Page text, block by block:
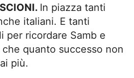
In piazza tanti
italiani. E tanti
per ricordare Samb e
quanto successo non
più.